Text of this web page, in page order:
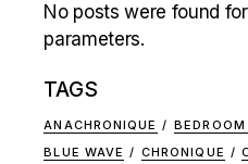
No posts were found
parameters.
TAGS
ANACHRONIQUE BEDROOM
BLUE WAVE
CHRONIQUE